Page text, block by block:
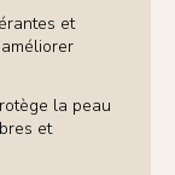
et
la peau
et